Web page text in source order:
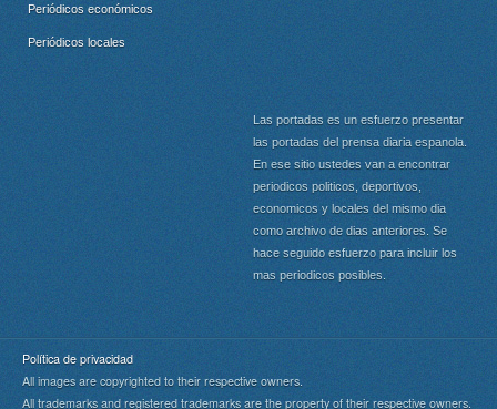
Periódicos económicos
Periódicos locales
Las portadas es un esfuerzo presentar
las portadas del prensa diaria espanola.
En ese sitio ustedes van a encontrar
periodicos politicos, deportivos,
economicos y locales del mismo dia
como archivo de dias anteriores. Se
hace seguido esfuerzo para incluir los
mas periodicos posibles.
Política de privacidad
All images are copyrighted to their respective owners.
All trademarks and registered trademarks are the property of their respective owners.